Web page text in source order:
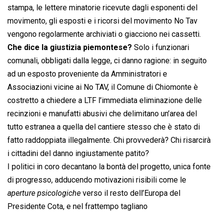
stampa, le lettere minatorie ricevute dagli esponenti del
movimento, gli esposti e i ricorsi del movimento No Tav
vengono regolarmente archiviati o giacciono nei cassetti.
Che dice la giustizia piemontese? Solo i funzionari
comunali, obbligati dalla legge, ci danno ragione: in seguito
ad un esposto proveniente da Amministratori e
Associazioni vicine ai No TAV, il Comune di Chiomonte è
costretto a chiedere a LTF l’immediata eliminazione delle
recinzioni e manufatti abusivi che delimitano un’area del
tutto estranea a quella del cantiere stesso che è stato di
fatto raddoppiata illegalmente. Chi provvederà? Chi risarcirà
i cittadini del danno ingiustamente patito?
I politici in coro decantano la bontà del progetto, unica fonte
di progresso, adducendo motivazioni risibili come le
aperture psicologiche  verso il resto dell’Europa del
Presidente Cota, e nel frattempo tagliano